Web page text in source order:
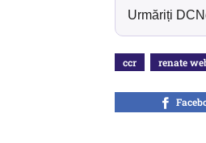
Urmăriți
ccr renate